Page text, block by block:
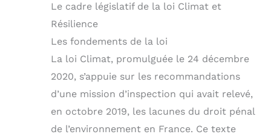
Le cadre législatif de la loi Climat et
Résilience
Les fondements de la loi
La loi Climat, promulguée le 24 décembre
2020, s’appuie sur les recommandations
d’une mission d’inspection qui avait relevé,
en octobre 2019, les lacunes du droit pénal
de l’environnement en France. Ce texte